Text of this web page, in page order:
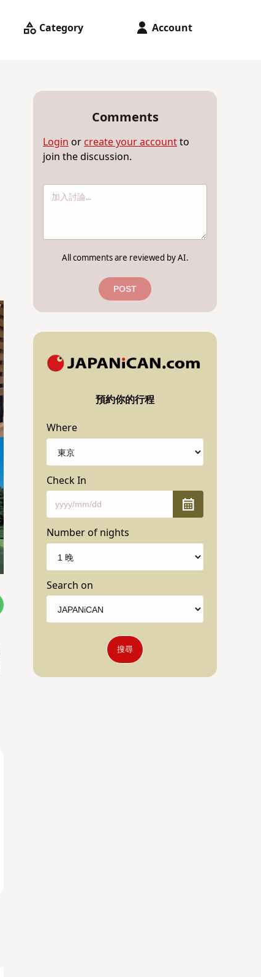
Category Account
Comments
Login or create your accountto
join the discussion.
All comments are reviewed by AI.
POST
預約你的行程
Where
Check In
Number of nights
Search on
搜尋